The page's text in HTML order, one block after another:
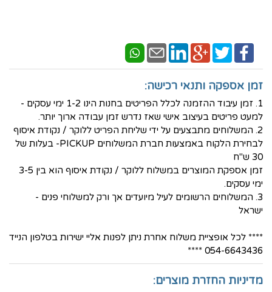
זמן אספקה ותנאי רכישה:
1. זמן עיבוד ההזמנה לכלל הפריטים בחנות הינו 1-2 ימי עסקים -
למעט פריטים בעיצוב אישי שאז נדרש זמן עבודה ארוך יותר.
2. המשלוחים מתבצעים על ידי שליחת הפריט ללוקר / נקודת איסוף
לבחירת הלקוח באמצעות חברת המשלוחים PICKUP- בעלות של
30 ש"ח
זמן אספקת המוצרים במשלוח ללוקר / נקודת איסוף הוא בין 3-5
ימי עסקים.
3. המשלוחים הרשומים לעיל מיועדים אך ורק למשלוחי פנים -
ישראל
**** לכל אופציית משלוח אחרת ניתן לפנות אליי ישירות בטלפון הנייד
054-6643436 ****
מדיניות החזרת מוצרים: